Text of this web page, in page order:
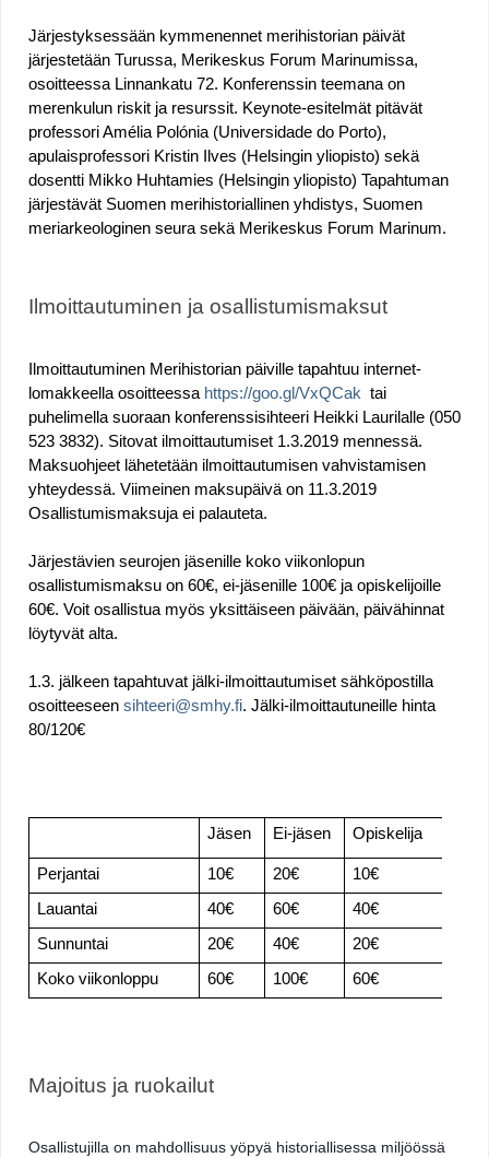
u
a
r
e
h
e
Järjestyksessään kymmenennet merihistorian päivät
järjestetään Turussa, Merikeskus Forum Marinumissa,
osoitteessa Linnankatu 72. Konferenssin teemana on
merenkulun riskit ja resurssit. Keynote-esitelmät pitävät
professori Amélia Polónia (Universidade do Porto),
apulaisprofessori Kristin Ilves (Helsingin yliopisto) sekä
dosentti Mikko Huhtamies (Helsingin yliopisto) Tapahtuman
järjestävät Suomen merihistoriallinen yhdistys, Suomen
meriarkeologinen seura sekä Merikeskus Forum Marinum.
Ilmoittautuminen ja osallistumismaksut
Ilmoittautuminen Merihistorian päiville tapahtuu internet-
lomakkeella osoitteessa https://goo.gl/VxQCak tai
puhelimella suoraan konferenssisihteeri Heikki Laurilalle (050
523 3832). Sitovat ilmoittautumiset 1.3.2019 mennessä.
Maksuohjeet lähetetään ilmoittautumisen vahvistamisen
yhteydessä. Viimeinen maksupäivä on 11.3.2019
Osallistumismaksuja ei palauteta.
Järjestävien seurojen jäsenille koko viikonlopun
osallistumismaksu on 60€, ei-jäsenille 100€ ja opiskelijoille
60€. Voit osallistua myös yksittäiseen päivään, päivähinnat
löytyvät alta.
1.3. jälkeen tapahtuvat jälki-ilmoittautumiset sähköpostilla
osoitteeseen sihteeri@smhy.fi. Jälki-ilmoittautuneille hinta
80/120€
Jäsen Ei-jäsen Opiskelija
Perjantai 10€ 20€
10€
Lauantai
40€ 60€
40€
Sunnuntai
20€ 40€
20€
Koko viikonloppu
60€ 100€ 60€
Majoitus ja ruokailut
Osallistujilla on mahdollisuus yöpyä historiallisessa miljöössä